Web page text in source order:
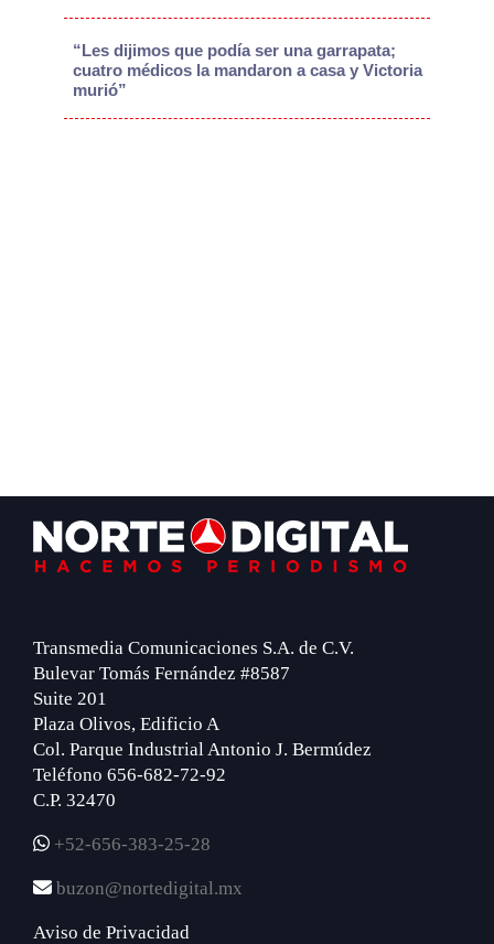
“Les dijimos que podía ser una garrapata;
cuatro médicos la mandaron a casa y Victoria
murió”
Footer
Transmedia Comunicaciones S.A. de C.V.
Bulevar Tomás Fernández #8587
Suite 201
Plaza Olivos, Edificio A
Col. Parque Industrial Antonio J. Bermúdez
Teléfono 656-682-72-92
C.P. 32470
+52-656-383-25-28
buzon@nortedigital.mx
Aviso de Privacidad